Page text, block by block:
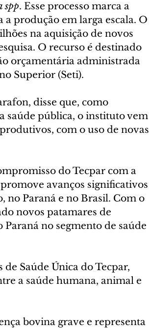
spp. Esse processo marca a
produção em larga escala. O
na aquisição de novos
O recurso é destinado
orçamentária administrada
Superior (Seti).
disse que, como
saúde pública, o instituto vem
com o uso de novas
do Tecpar com a
avanços significativos
no Paraná e no Brasil. Com o
novos patamares de
no segmento de saúde
Saúde Única do Tecpar,
a saúde humana, animal e
bovina grave e representa